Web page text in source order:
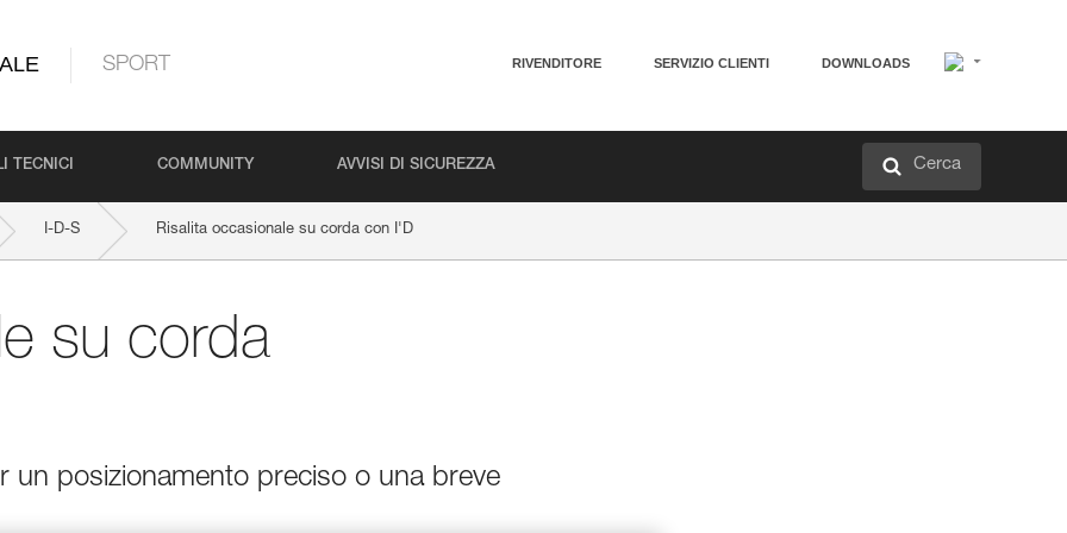
SPORT RIVENDITORE SERVIZIO CLIENTI DOWNLOADS
TECNICI COMMUNITY AVVISI DI SICUREZZA Cerca
I-D-S Risalita occasionale su corda con I'D
su corda
un posizionamento preciso o una breve